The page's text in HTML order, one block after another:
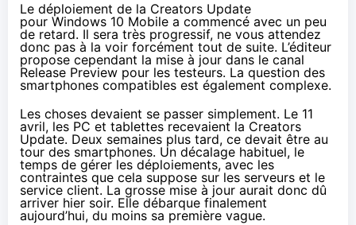
Le déploiement de la Creators Update
pour Windows 10 Mobile a commencé avec un peu
de retard. Il sera très progressif, ne vous attendez
donc pas à la voir forcément tout de suite. L’éditeur
propose cependant la mise à jour dans le canal
Release Preview pour les testeurs. La question des
smartphones compatibles est également complexe.
Les choses devaient se passer simplement. Le 11
avril, les PC et tablettesrecevaient la Creators
Update. Deux semaines plus tard, ce devait être au
tour des smartphones. Un décalage habituel, le
temps de gérer les déploiements, avec les
contraintes que cela suppose sur les serveurs et le
service client. La grosse mise à jour aurait donc dû
arriver hier soir. Elle débarque finalement
aujourd’hui, du moins sa première vague.